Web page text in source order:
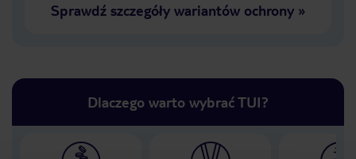
Sprawdź szczegóły wariantów ochrony»
Dlaczego warto wybrać TUI?